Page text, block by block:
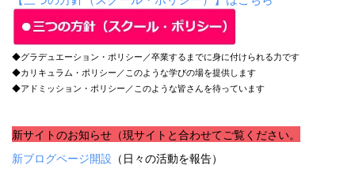
◆グラデュエーション・ポリシー／卒業するまでに身に付けられる力です
◆カリキュラム・ポリシー／このような学びの場を提供します
◆アドミッション・ポリシー／このような皆さんを待っています
新サイトのお知らせ（現サイトと合わせてご覧ください。
新ブログページ開設 （日々の活動を報告）